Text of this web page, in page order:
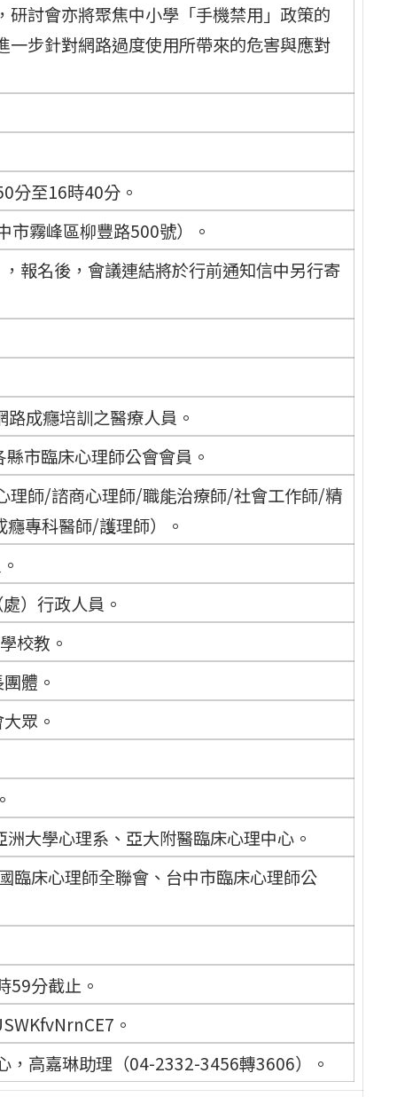
討會亦將聚焦中小學「手機禁用」政策的
步針對網路過度使用所帶來的危害與應對
分至16時40分。
市霧峰區柳豐路500號）。
報名後，會議連結將於行前通知信中另行寄
成癮培訓之醫療人員。
市臨床心理師公會會員。
理師/諮商心理師/職能治療師/社會工作師/精
專科醫師/護理師）。
）行政人員。
校教。
體。
眾。
大學心理系、亞大附醫臨床心理中心。
臨床心理師全聯會、台中市臨床心理師公
59分截止。
。
，高嘉琳助理（04-2332-3456轉3606）。